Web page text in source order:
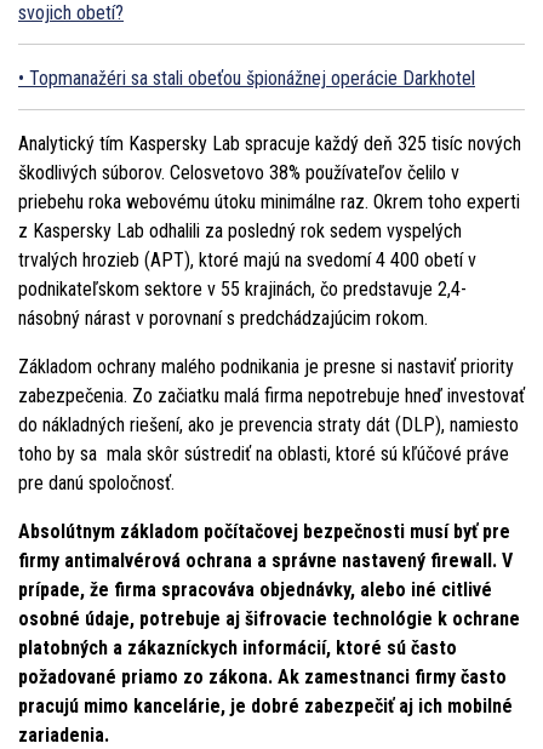
svojich obetí?
Topmanažéri sa stali obeťou špionážnej operácie Darkhotel
Analytický tím Kaspersky Lab spracuje každý deň 325 tisíc nových
škodlivých súborov. Celosvetovo 38% používateľov čelilo v
priebehu roka webovému útoku minimálne raz. Okrem toho experti
z Kaspersky Lab odhalili za posledný rok sedem vyspelých
trvalých hrozieb (APT), ktoré majú na svedomí 4 400 obetí v
podnikateľskom sektore v 55 krajinách, čo predstavuje 2,4-
násobný nárast v porovnaní s predchádzajúcim rokom.
Základom ochrany malého podnikania je presne si nastaviť priority
zabezpečenia. Zo začiatku malá firma nepotrebuje hneď investovať
do nákladných riešení, ako je prevencia straty dát (DLP), namiesto
toho by sa mala skôr sústrediť na oblasti, ktoré sú kľúčové práve
pre danú spoločnosť.
Absolútnym základom počítačovej bezpečnosti musí byť pre
firmy antimalvérová ochrana a správne nastavený firewall. V
prípade, že firma spracováva objednávky, alebo iné citlivé
osobné údaje, potrebuje aj šifrovacie technológie k ochrane
platobných a zákazníckych informácií, ktoré sú často
požadované priamo zo zákona. Ak zamestnanci firmy často
pracujú mimo kancelárie, je dobré zabezpečiť aj ich mobilné
zariadenia.